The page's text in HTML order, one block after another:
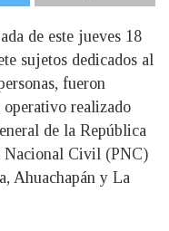
de este jueves 18
sujetos dedicados al
fueron
operativo realizado
de la República
Nacional Civil (PNC)
Ahuachapán y La